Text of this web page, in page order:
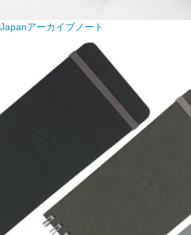
Japanアーカイブノート